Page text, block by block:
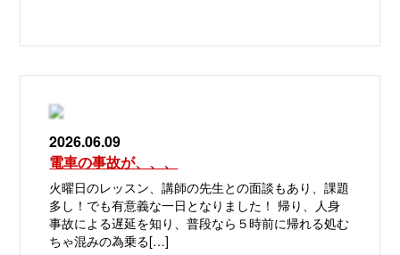
2026.06.09
電車の事故が、、、
火曜日のレッスン、講師の先生との面談もあり、課題
多し！でも有意義な一日となりました！ 帰り、人身
事故による遅延を知り、普段なら５時前に帰れる処む
ちゃ混みの為乗る[…]